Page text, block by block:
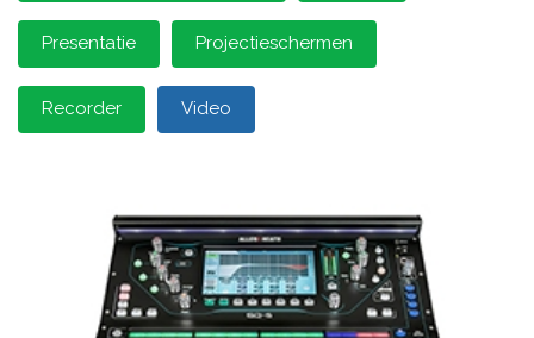
Presentatie Projectieschermen
Recorder Video